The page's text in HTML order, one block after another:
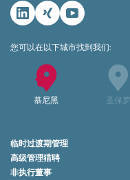
Linkedin
Xing Youtube
您可以在以下城市找到我们:
慕尼黑 圣保罗
临时过渡期管理
高级管理猎聘
非执行董事